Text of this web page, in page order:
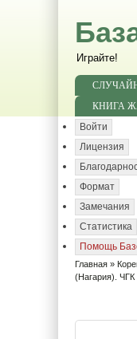
Играйте!
КНИГА
Войти
Лицензия
Формат
Замечания
Статистика
Помощь
Главная »
(Нагария). ЧГК